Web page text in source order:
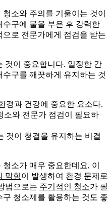
소와 주의를 기울이는 것이
구에 물을 부은 후 강력한
로 전문가에게 점검을 받는
것이 중요합니다. 일정한 간
구를 깨끗하게 유지하는 것
경과 건강에 중요한 요소다.
소와 전문가 점검이 필요하
것이 청결을 유지하는 비결
소가 매우 중요한데요, 이
막힘이 발생하여 환경 문제로
법으로는 주기적인 청소가 필
청소제를 활용하는 것도 좋